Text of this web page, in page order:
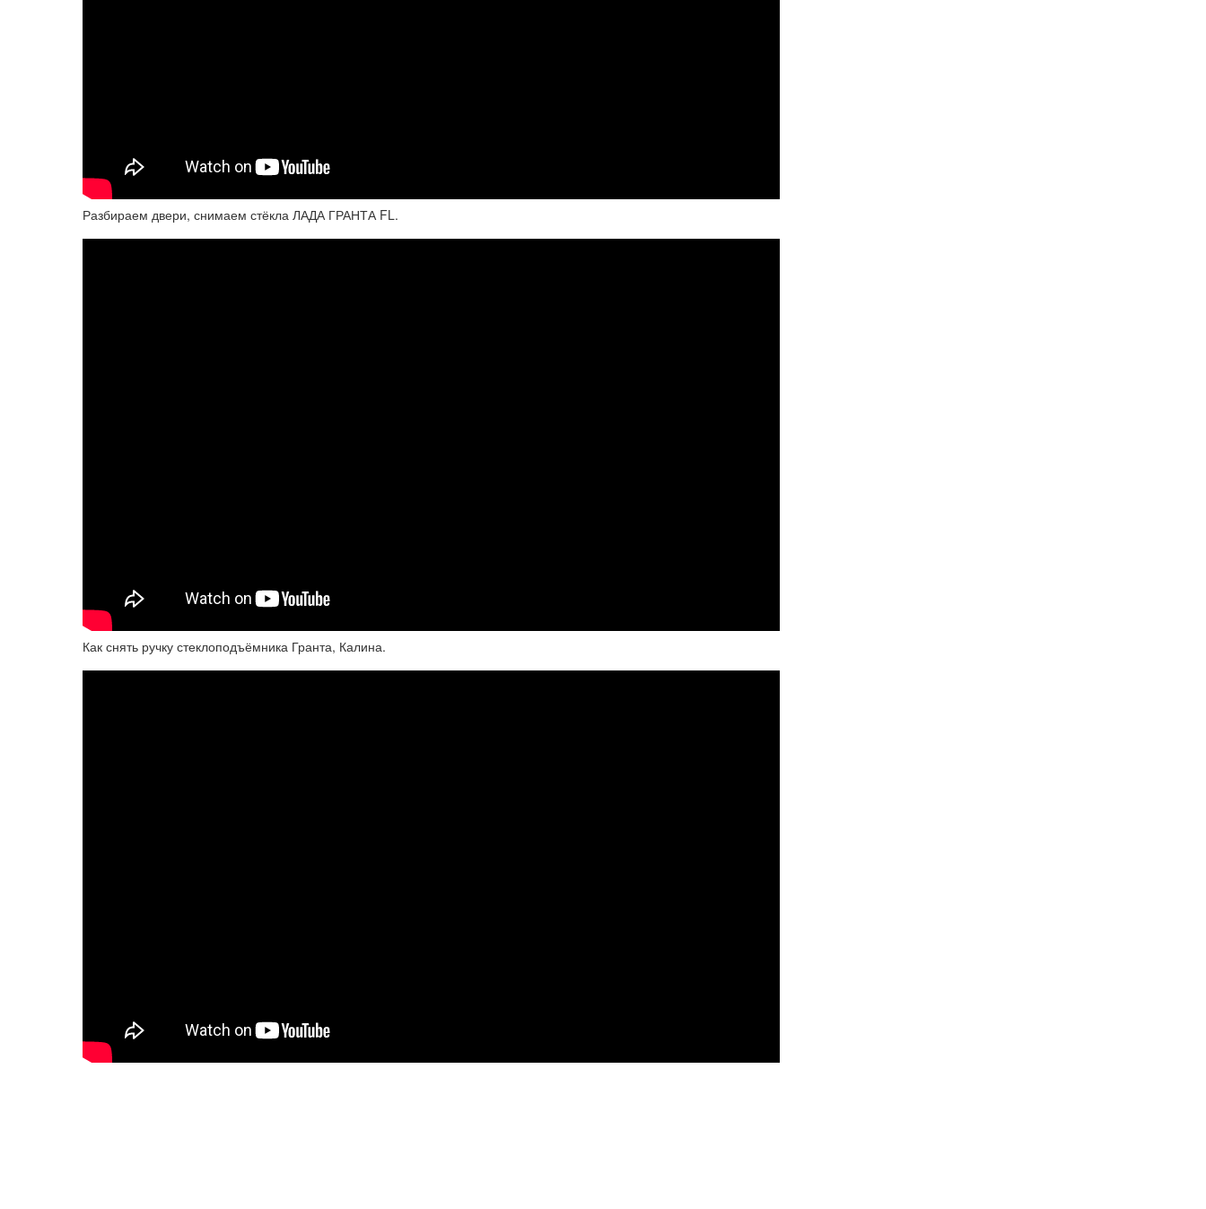
Разбираем двери, снимаем стёкла ЛАДА ГРАНТА FL.
Как снять ручку стеклоподъёмника Гранта, Калина.